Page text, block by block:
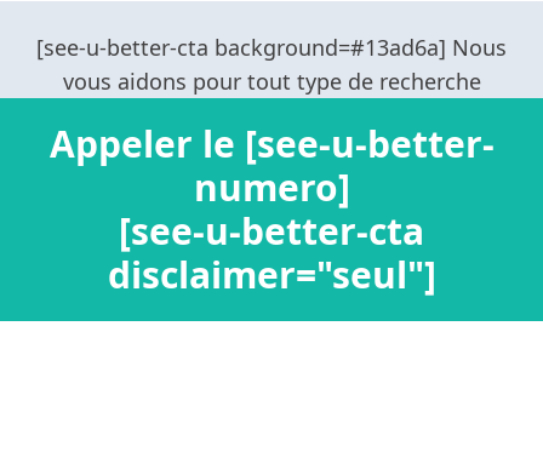
Appeler le [see-u-better-
numero]
[see-u-better-cta
disclaimer="seul"]